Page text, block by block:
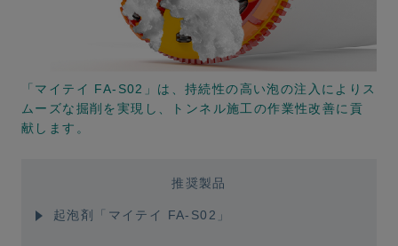
「マイテイ FA-S02」は、持続性の高い泡の注入によりス
ムーズな掘削を実現し、トンネル施工の作業性改善に貢
献します。
推奨製品
起泡剤「マイテイ FA-S02」